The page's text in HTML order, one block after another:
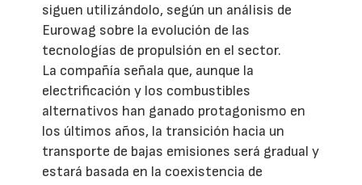
siguen utilizándolo, según un análisis de
Eurowag sobre la evolución de las
tecnologías de propulsión en el sector.
La compañía señala que, aunque la
electrificación y los combustibles
alternativos han ganado protagonismo en
los últimos años, la transición hacia un
transporte de bajas emisiones será gradual y
estará basada en la coexistencia de